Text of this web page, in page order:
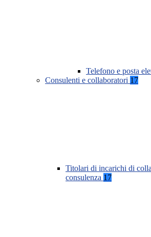
Telefono e posta
Consulenti e collaboratori 17
Titolari di incarichi di
consulenza 17